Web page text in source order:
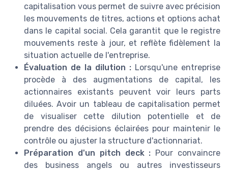
capitalisation vous permet de suivre avec précision
les mouvements de titres, actions et options achat
dans le capital social. Cela garantit que le registre
mouvements reste à jour, et reflète fidèlement la
situation actuelle de l'entreprise.
Évaluation de la dilution : Lorsqu'une entreprise
procède à des augmentations de capital, les
actionnaires existants peuvent voir leurs parts
diluées. Avoir un tableau de capitalisation permet
de visualiser cette dilution potentielle et de
prendre des décisions éclairées pour maintenir le
contrôle ou ajuster la structure d'actionnariat.
Préparation d'un pitch deck : Pour convaincre
des business angels ou autres investisseurs